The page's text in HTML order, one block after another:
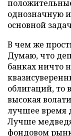
однозначную
основной
В чем же
Думаю, что
банках ничто
облигаций, то
высокая
лучшее время
Лучше
фондовом